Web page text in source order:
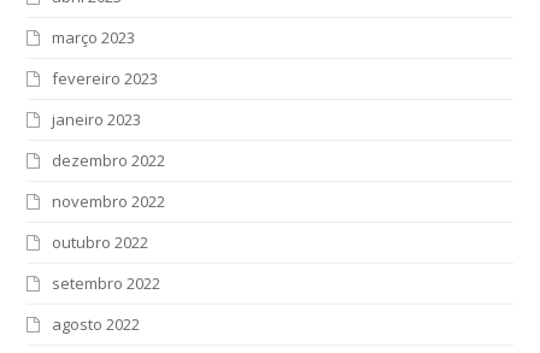
março 2023
fevereiro 2023
janeiro 2023
dezembro 2022
novembro 2022
outubro 2022
setembro 2022
agosto 2022